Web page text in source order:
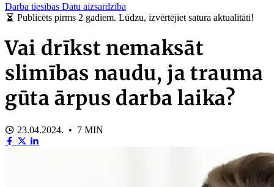
Darba tiesības Datu aizsardzība
Publicēts pirms 2 gadiem. Lūdzu, izvērtējiet satura aktualitāti!
Vai drīkst nemaksāt
slimības naudu, ja trauma
gūta ārpus darba laika?
23.04.2024. • 7 MIN